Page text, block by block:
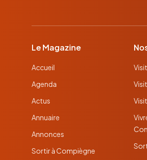
Le Magazine
Accueil
Agenda
Actus
Annuaire
Annonces
Sortir à Compiègne